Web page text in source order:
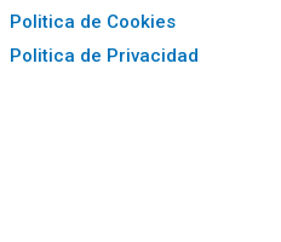
Politica de Cookies
Politica de Privacidad